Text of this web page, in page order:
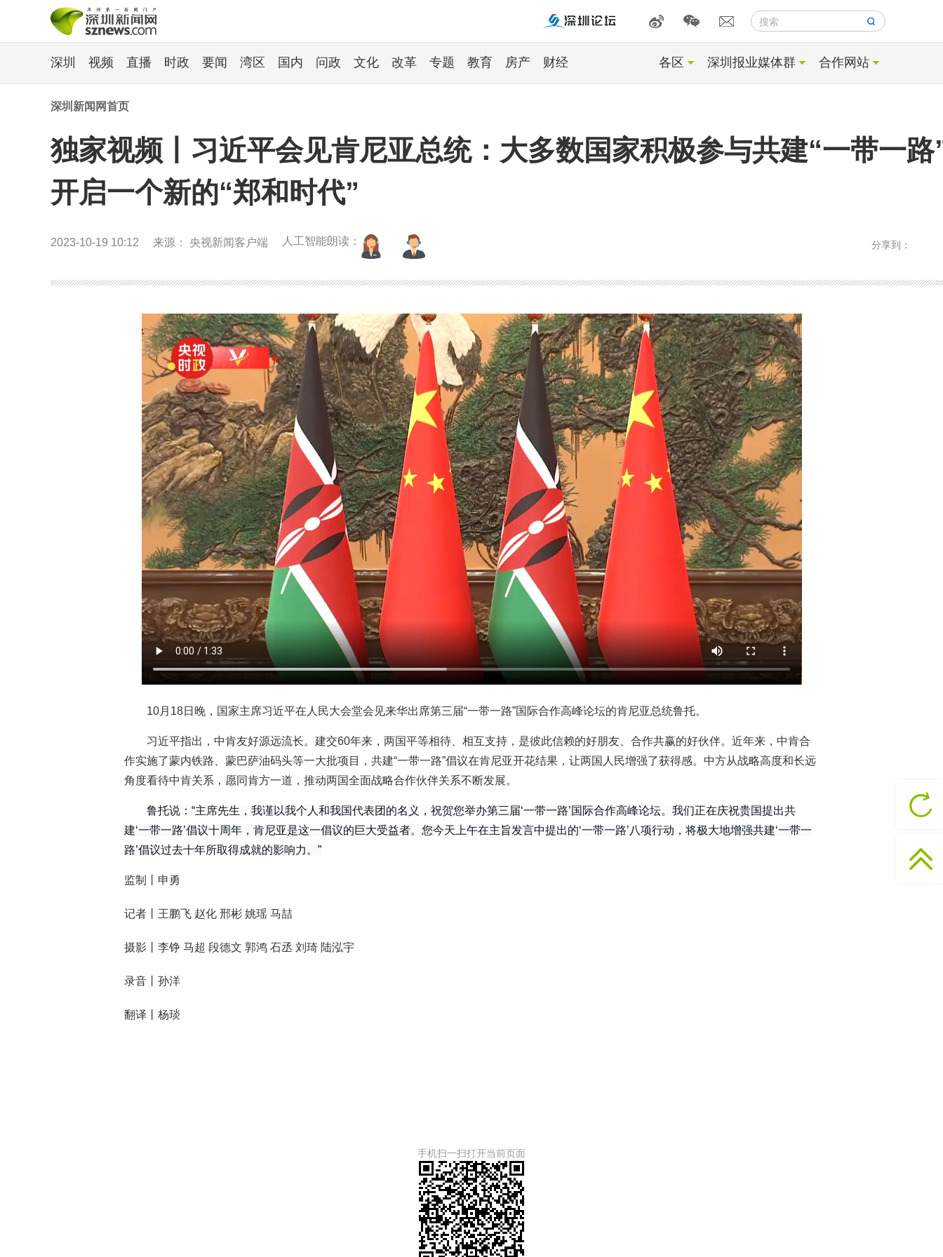
搜索
深圳 视频 直播 时政 要闻 湾区 国内 问政 文化 改革 专题 教育 房产 财经 各区 深圳报业媒体群 合作网站
深圳新闻网首页
独家视频丨习近平会见肯尼亚总统：大多数国家积极参与共建“一带一路
开启一个新的“郑和时代”
2023-10-19 10:12 来源： 央视新闻客户端 人工智能朗读： 分享到：
10月18日晚，国家主席习近平在人民大会堂会见来华出席第三届“一带一路”国际合作高峰论坛的肯尼亚总统鲁托。
习近平指出，中肯友好源远流长。建交60年来，两国平等相待、相互支持，是彼此信赖的好朋友、合作共赢的好伙伴。近年来，中肯合
作实施了蒙内铁路、蒙巴萨油码头等一大批项目，共建“一带一路”倡议在肯尼亚开花结果，让两国人民增强了获得感。中方从战略高度和长远
角度看待中肯关系，愿同肯方一道，推动两国全面战略合作伙伴关系不断发展。
鲁托说：“主席先生，我谨以我个人和我国代表团的名义，祝贺您举办第三届‘一带一路’国际合作高峰论坛。我们正在庆祝贵国提出共
建‘一带一路’倡议十周年，肯尼亚是这一倡议的巨大受益者。您今天上午在主旨发言中提出的‘一带一路’八项行动，将极大地增强共建‘一带一
路’倡议过去十年所取得成就的影响力。”
监制丨申勇
记者丨王鹏飞 赵化 邢彬 姚瑶 马喆
摄影丨李铮 马超 段德文 郭鸿 石丞 刘琦 陆泓宇
录音丨孙洋
翻译丨杨琰
手机扫一扫打开当前页面